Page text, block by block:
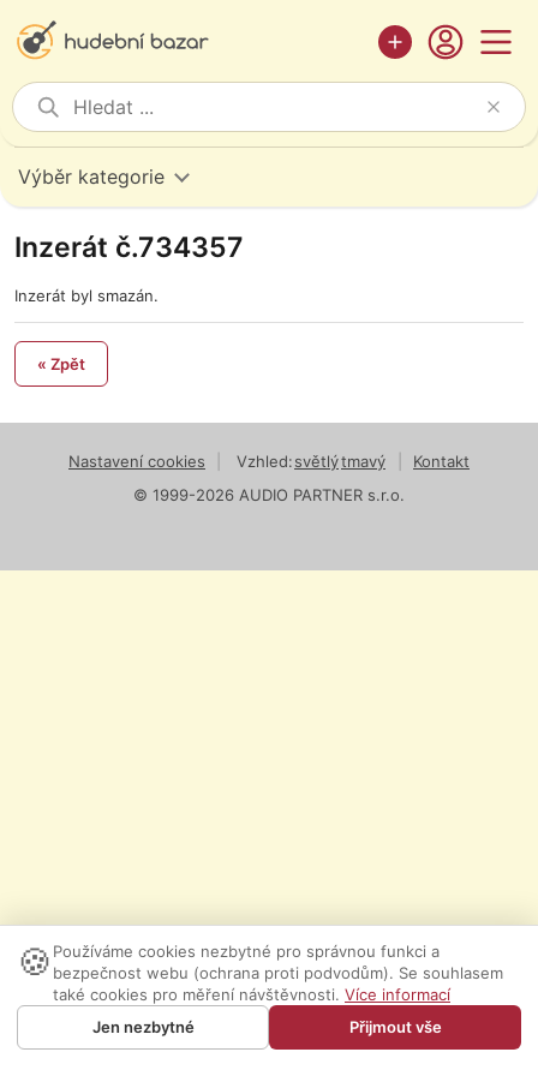
Výběr kategorie
Inzerát č.734357
Inzerát byl smazán.
« Zpět
Nastavení cookies Vzhled:světlýtmavý
Kontakt
© 1999-2026 AUDIO PARTNER s.r.o.
🍪 Používáme cookies nezbytné pro správnou funkci a
bezpečnost webu (ochrana proti podvodům). Se souhlasem
také cookies pro měření návštěvnosti. Více informací
Jen nezbytné
Přijmout vše